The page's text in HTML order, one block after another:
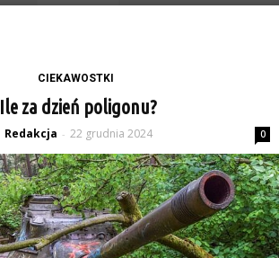
CIEKAWOSTKI
Ile za dzień poligonu?
Redakcja - 22 grudnia 2024 0